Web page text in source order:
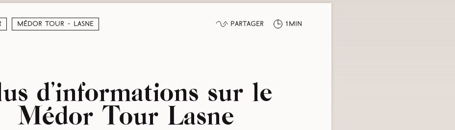
Médor Tour - Lasne Partager 1min
d’informations sur le
Médor Tour Lasne